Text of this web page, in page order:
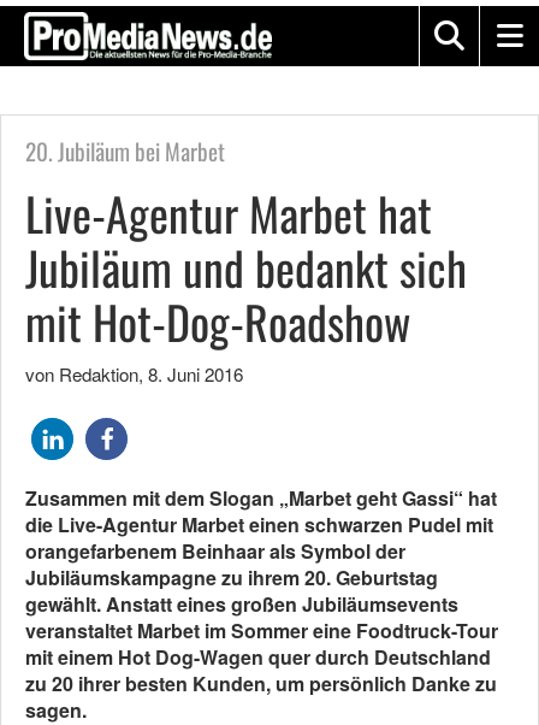
20. Jubiläum bei Marbet
Live-Agentur Marbet hat
Jubiläum und bedankt sich
mit Hot-Dog-Roadshow
von Redaktion, 8. Juni 2016
Zusammen mit dem Slogan „Marbet geht Gassi“ hat
die Live-Agentur Marbet einen schwarzen Pudel mit
orangefarbenem Beinhaar als Symbol der
Jubiläumskampagne zu ihrem 20. Geburtstag
gewählt. Anstatt eines großen Jubiläumsevents
veranstaltet Marbet im Sommer eine Foodtruck-Tour
mit einem Hot Dog-Wagen quer durch Deutschland
zu 20 ihrer besten Kunden, um persönlich Danke zu
sagen.